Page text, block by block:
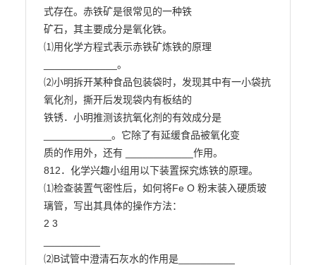
式存在。赤铁矿是很常见的一种铁
矿石，其主要成分是氧化铁。
⑴用化学方程式表示赤铁矿炼铁的原理
_____________。
⑵小明拆开某种食品包装袋时，发现其中有一小袋抗
氧化剂，撕开后发现袋内有板结的
铁锈．小明推测该抗氧化剂的有效成分是
____________。它除了有延缓食品被氧化变
质的作用外，还有 ____________作用。
812．化学兴趣小组用以下装置探究炼铁的原理。
⑴检查装置气密性后，如何将Fe O 粉末装入硬质玻
璃管，写出其具体的操作方法：
2 3
⑵B试管中澄清石灰水的作用是__________